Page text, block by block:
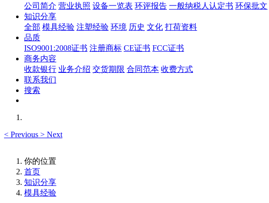
公司简介 营业执照 设备一览表 环评报告 一般纳税人认定书 环保批文
知识分享
全部 模具经验 注塑经验 环境 历史 文化 打荷资料
品质
ISO9001:2008证书 注册商标 CE证书 FCC证书
商务内容
收款银行 业务介绍 交货期限 合同范本 收费方式
联系我们
搜索
< Previous > Next
你的位置
首页
知识分享
模具经验